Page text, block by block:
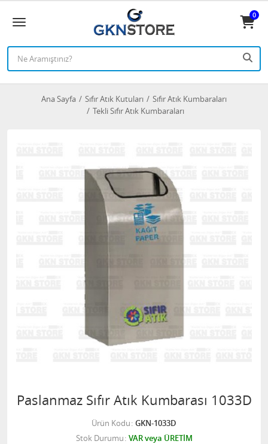
0
Ana Sayfa Sıfır Atık Kutuları
Sıfır Atık Kumbaraları
Tekli Sıfır Atık Kumbaraları
Paslanmaz Sıfır Atık Kumbarası 1033D
Ürün Kodu GKN-1033D
Stok Durumu VAR veya ÜRETİM